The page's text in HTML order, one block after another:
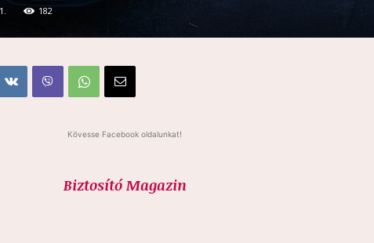
182
Kövesse Facebook oldalunkat!
Biztosító Magazin